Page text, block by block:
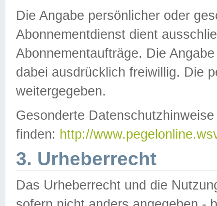
Die Angabe persönlicher oder
Abonnementdienst dient
Abonnementaufträge. Die
dabei ausdrücklich freiwillig. Die
weitergegeben.
Gesonderte
finden: http://
3. Urheberrecht
Das Urheberrecht und die